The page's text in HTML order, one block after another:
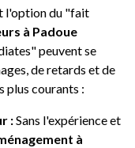
l'option du "fait
à Padoue
peuvent se
de retards et de
plus courants :
:Sans l'expérience et
à